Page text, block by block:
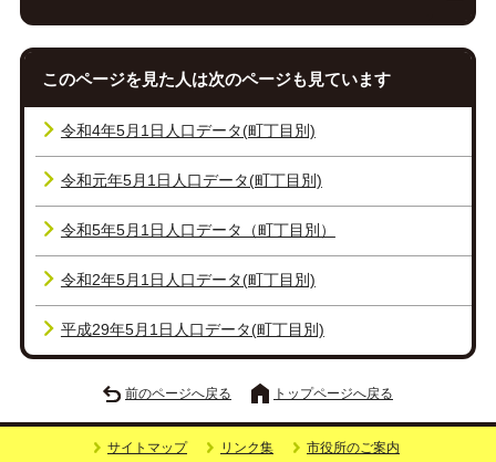
このページを見た人は次のページも見ています
令和4年5月1日人口データ(町丁目別)
令和元年5月1日人口データ(町丁目別)
令和5年5月1日人口データ（町丁目別）
令和2年5月1日人口データ(町丁目別)
平成29年5月1日人口データ(町丁目別)
前のページへ戻る トップページへ戻る
サイトマップ リンク集 市役所のご案内